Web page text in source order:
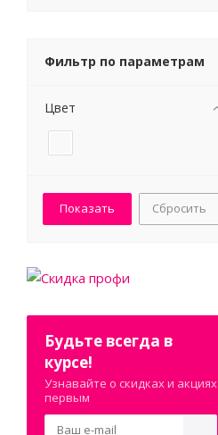
Фильтр по параметрам
Цвет
Сбросить
Будьте всегда в
курсе!
Узнавайте о скидках и акциях
первым